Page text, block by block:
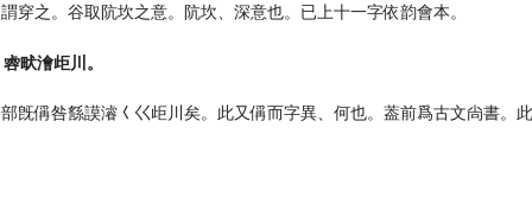
穿之。谷取阬坎之意。阬坎、深意也。已上十一字依韵會本。
畎澮歫川。
旣偁咎䌛謨濬𡿨巜歫川矣。此又偁而字異、何也。葢前爲古文尙書。